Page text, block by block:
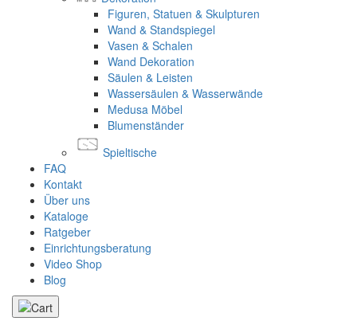
Figuren, Statuen & Skulpturen
Wand & Standspiegel
Vasen & Schalen
Wand Dekoration
Säulen & Leisten
Wassersäulen & Wasserwände
Medusa Möbel
Blumenständer
Spieltische
FAQ
Kontakt
Über uns
Kataloge
Ratgeber
Einrichtungsberatung
Video Shop
Blog